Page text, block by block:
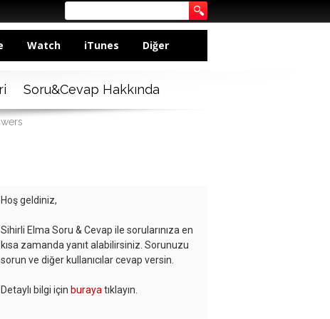
Watch iTunes Diğer
Soru&Cevap Hakkında
Hoş geldiniz,
Sihirli Elma Soru & Cevap ile sorularınıza en
kısa zamanda yanıt alabilirsiniz. Sorunuzu
sorun ve diğer kullanıcılar cevap versin.
Detaylı bilgi için buraya tıklayın.